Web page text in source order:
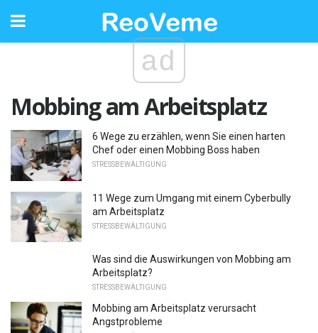
ad
Mobbing am Arbeitsplatz
6 Wege zu erzählen, wenn Sie einen harten
Chef oder einen Mobbing Boss haben
STRESSBEWÄLTIGUNG
11 Wege zum Umgang mit einem Cyberbully
am Arbeitsplatz
STRESSBEWÄLTIGUNG
Was sind die Auswirkungen von Mobbing am
Arbeitsplatz?
STRESSBEWÄLTIGUNG
Mobbing am Arbeitsplatz verursacht
Angstprobleme